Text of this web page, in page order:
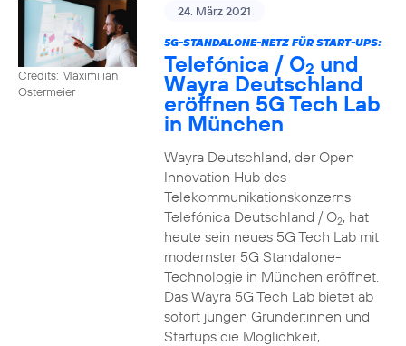
Credits: Maximilian
Ostermeier
24. März 2021
5G-STANDALONE-NETZ FÜR START-UPS:
Telefónica / O2 und
Wayra Deutschland
eröffnen 5G Tech Lab
in München
Wayra Deutschland, der Open
Innovation Hub des
Telekommunikationskonzerns
Telefónica Deutschland / O2, hat
heute sein neues 5G Tech Lab mit
modernster 5G Standalone-
Technologie in München eröffnet.
Das Wayra 5G Tech Lab bietet ab
sofort jungen Gründer:innen und
Startups die Möglichkeit,